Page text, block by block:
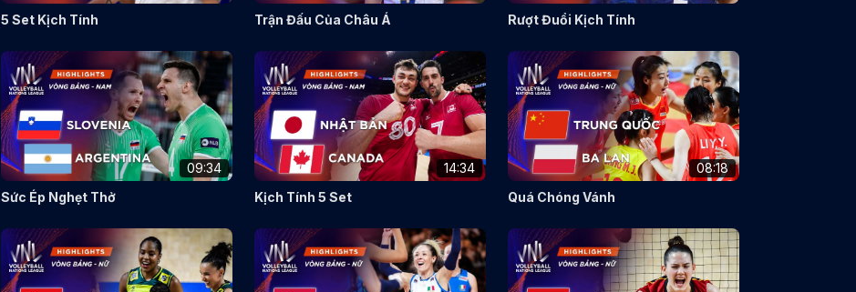
5 Set Kịch Tính
Trận Đấu Của Châu Á
Rượt Đuổi Kịch Tính
09:34
Sức Ép Nghẹt Thở
14:34
Kịch Tính 5 Set
08:18
Quá Chóng Vánh